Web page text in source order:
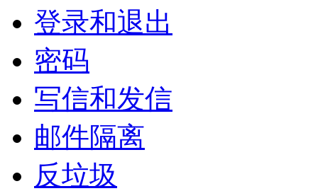
登录和退出
密码
写信和发信
邮件隔离
反垃圾